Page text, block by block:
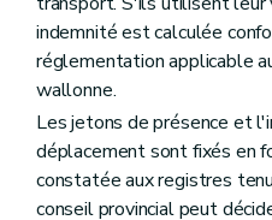
indemnité est calculée
réglementation applicable
wallonne.
Les jetons de présence et
déplacement sont fixés en
constatée aux registres
conseil provincial peut